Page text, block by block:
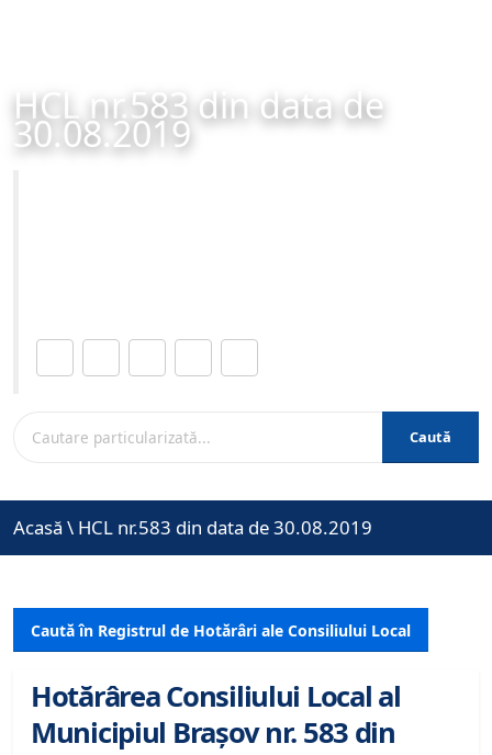
HCL nr.583 din data de
30.08.2019
Caută
Acasă \ HCL nr.583 din data de 30.08.2019
Caută în Registrul de Hotărâri ale Consiliului Local
Hotărârea Consiliului Local al
Municipiul Brașov nr. 583 din